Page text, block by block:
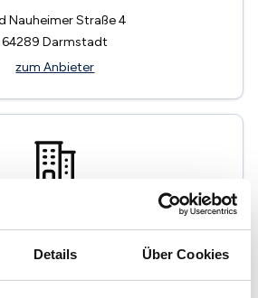
Details Über Cookies
Nauheimer Straße 4
64289 Darmstadt
zum Anbieter
Immobilienberater
Immobilienmakler